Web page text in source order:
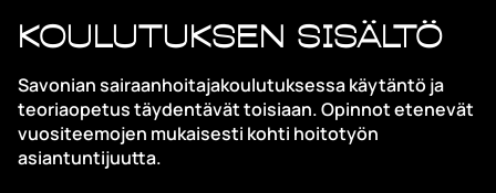
Koulutuksen sisältö
Savonian sairaanhoitajakoulutuksessa käytäntö ja
teoriaopetus täydentävät toisiaan. Opinnot etenevät
vuositeemojen mukaisesti kohti hoitotyön
asiantuntijuutta.